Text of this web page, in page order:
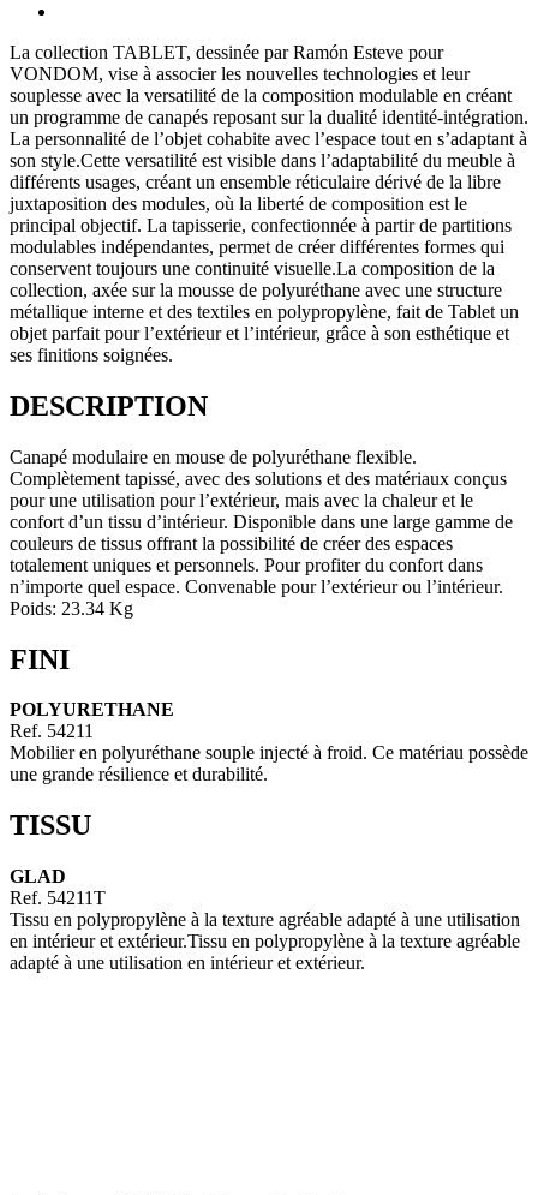
La collection TABLET, dessinée par Ramón Esteve pour
VONDOM, vise à associer les nouvelles technologies et leur
souplesse avec la versatilité de la composition modulable en créant
un programme de canapés reposant sur la dualité identité-intégration.
La personnalité de l’objet cohabite avec l’espace tout en s’adaptant à
son style.Cette versatilité est visible dans l’adaptabilité du meuble à
différents usages, créant un ensemble réticulaire dérivé de la libre
juxtaposition des modules, où la liberté de composition est le
principal objectif. La tapisserie, confectionnée à partir de partitions
modulables indépendantes, permet de créer différentes formes qui
conservent toujours une continuité visuelle.La composition de la
collection, axée sur la mousse de polyuréthane avec une structure
métallique interne et des textiles en polypropylène, fait de Tablet un
objet parfait pour l’extérieur et l’intérieur, grâce à son esthétique et
ses finitions soignées.
DESCRIPTION
Canapé modulaire en mouse de polyuréthane flexible.
Complètement tapissé, avec des solutions et des matériaux conçus
pour une utilisation pour l’extérieur, mais avec la chaleur et le
confort d’un tissu d’intérieur. Disponible dans une large gamme de
couleurs de tissus offrant la possibilité de créer des espaces
totalement uniques et personnels. Pour profiter du confort dans
n’importe quel espace. Convenable pour l’extérieur ou l’intérieur.
Poids: 23.34 Kg
FINI
POLYURETHANE
Ref. 54211
Mobilier en polyuréthane souple injecté à froid. Ce matériau possède
une grande résilience et durabilité.
TISSU
GLAD
Ref. 54211T
Tissu en polypropylène à la texture agréable adapté à une utilisation
en intérieur et extérieur.Tissu en polypropylène à la texture agréable
adapté à une utilisation en intérieur et extérieur.